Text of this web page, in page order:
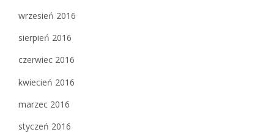
wrzesień 2016
sierpień 2016
czerwiec 2016
kwiecień 2016
marzec 2016
styczeń 2016